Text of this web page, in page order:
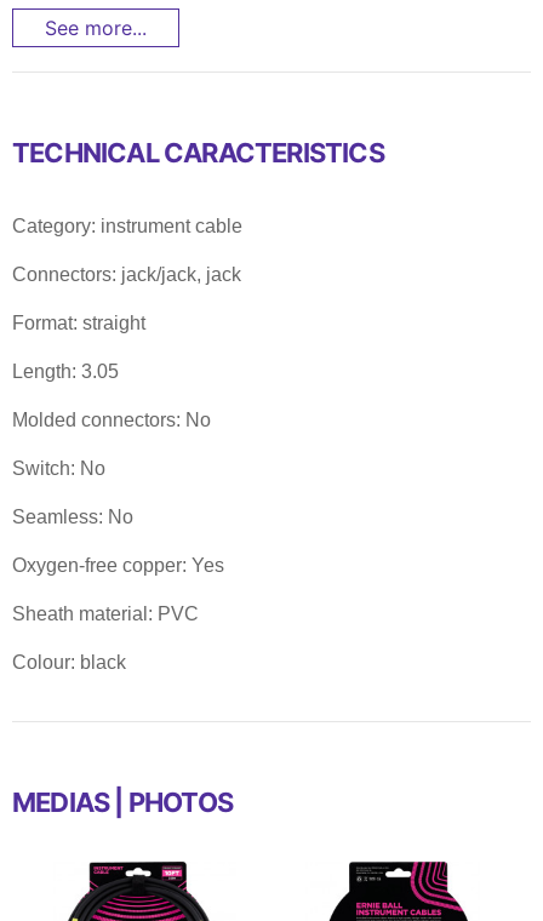
See more...
TECHNICAL CARACTERISTICS
Category: instrument cable
Connectors: jack/jack, jack
Format: straight
Length: 3.05
Molded connectors: No
Switch: No
Seamless: No
Oxygen-free copper: Yes
Sheath material: PVC
Colour: black
MEDIAS | PHOTOS